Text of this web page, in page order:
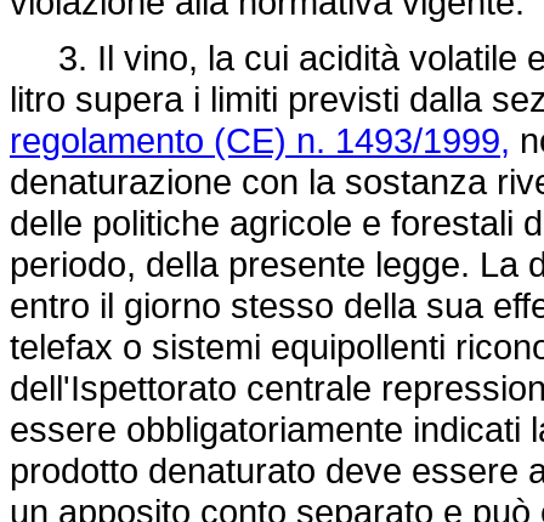
3. Il vino, la cui acidità volatile
litro supera i limiti previsti dalla
regolamento (CE) n. 1493/1999,
denaturazione con la sostanza
delle politiche agricole e forestali
periodo, della presente legge. La
entro il giorno stesso della sua
telefax o sistemi equipollenti
dell'Ispettorato centrale
essere obbligatoriamente indicati
prodotto denaturato deve essere
un apposito conto separato e